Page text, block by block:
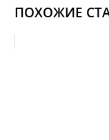
ПОХОЖИЕ